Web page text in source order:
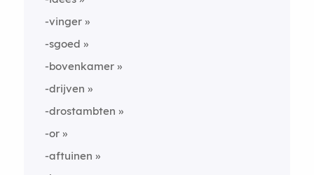
-vinger
-sgoed
-bovenkamer
-drijven
-drostambten
-or
-aftuinen